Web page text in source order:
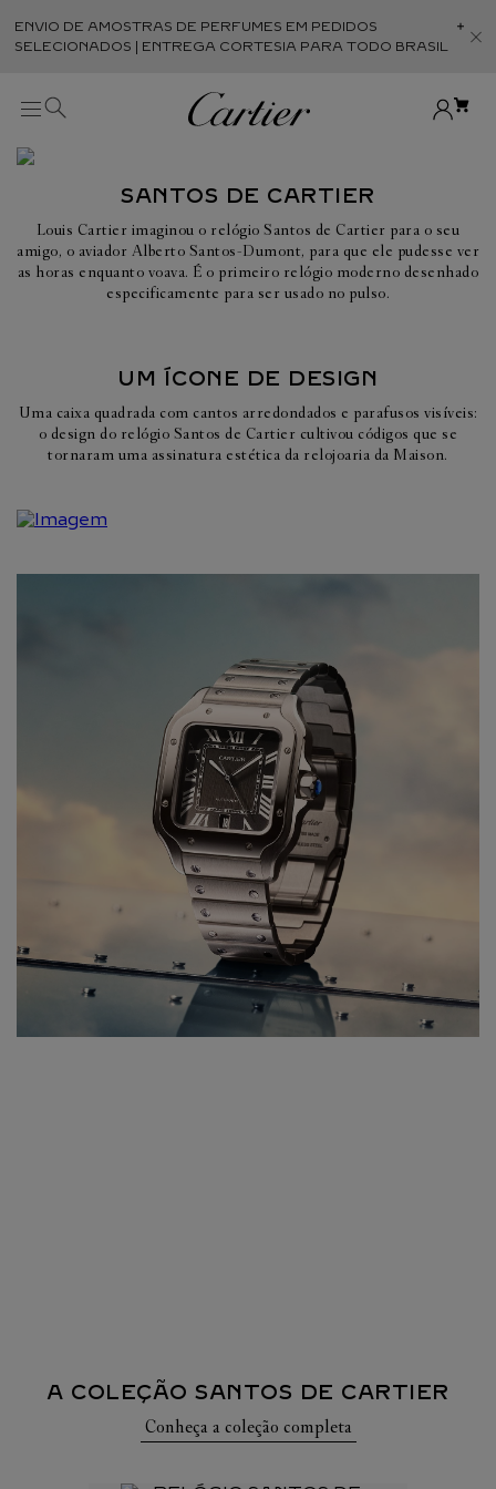
ENVIO DE AMOSTRAS DE PERFUMES EM PEDIDOS
SELECIONADOS | ENTREGA CORTESIA PARA TODO BRASIL
SANTOS DE CARTIER
Louis Cartier imaginou o relógio Santos de Cartier para o seu
amigo, o aviador Alberto Santos-Dumont, para que ele pudesse ver
as horas enquanto voava. É o primeiro relógio moderno desenhado
especificamente para ser usado no pulso.
UM ÍCONE DE DESIGN
Uma caixa quadrada com cantos arredondados e parafusos visíveis:
o design do relógio Santos de Cartier cultivou códigos que se
tornaram uma assinatura estética da relojoaria da Maison.
A COLEÇÃO SANTOS DE CARTIER
Conheça a coleção completa